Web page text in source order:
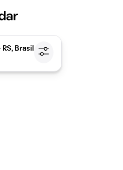
Brasil